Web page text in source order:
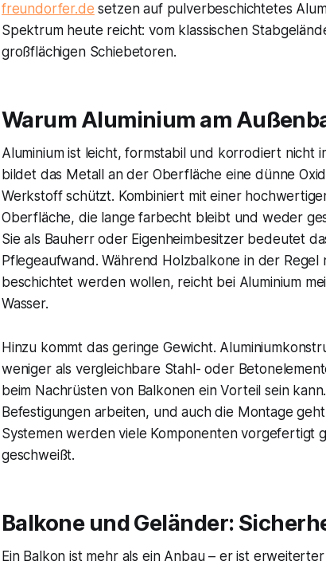
freundorfer.de setzen auf pulverbeschichtetes
Spektrum heute reicht: vom klassischen
großflächigen Schiebetoren.
Warum Aluminium am
Aluminium ist leicht, formstabil und korrodiert nicht
bildet das Metall an der Oberfläche eine dünne
Werkstoff schützt. Kombiniert mit einer
Oberfläche, die lange farbecht bleibt und weder
Sie als Bauherr oder Eigenheimbesitzer bedeutet
Pflegeaufwand. Während Holzbalkone in der
beschichtet werden wollen, reicht bei Aluminium
Wasser.
Hinzu kommt das geringe Gewicht.
weniger als vergleichbare Stahl- oder
beim Nachrüsten von Balkonen ein Vorteil sein
Befestigungen arbeiten, und auch die Montage
Systemen werden viele Komponenten
geschweißt.
Balkone und Geländer:
Ein Balkon ist mehr als ein Anbau – er ist